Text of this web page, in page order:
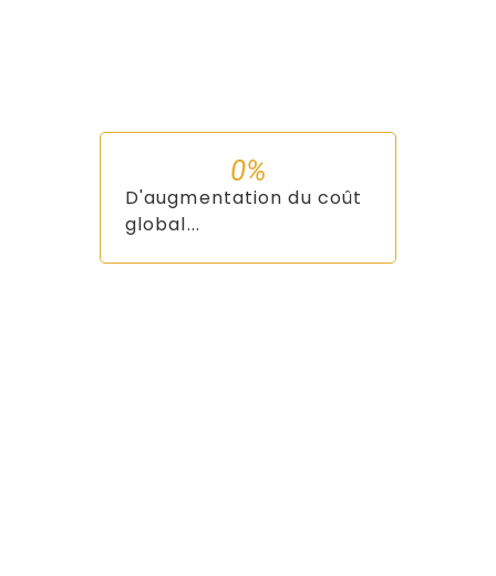
D'augmentation du coût
global...
0%